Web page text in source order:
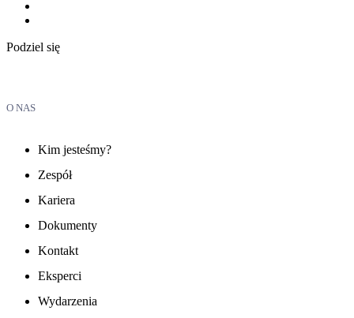
Podziel się
O NAS
Kim jesteśmy?
Zespół
Kariera
Dokumenty
Kontakt
Eksperci
Wydarzenia